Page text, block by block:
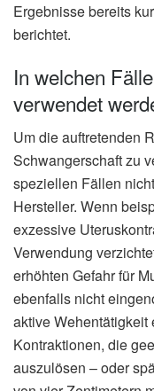
Ergebnisse bereits
berichtet.
In welchen
verwendet
Um die auftretenden
Schwangerschaft zu
speziellen Fällen
Hersteller. Wenn
exzessive
Verwendung
erhöhten Gefahr für
ebenfalls nicht
aktive Wehentätigkeit
Kontraktionen, die
auszulösen – oder